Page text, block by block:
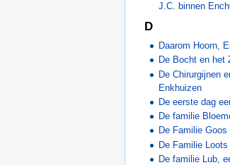
J.C. binnen
D
Daarom Hoorn,
De Bocht en het
De Chirurgijnen
Enkhuizen
De eerste dag
De familie
De Familie Goos
De Familie Loots
De familie Lub,